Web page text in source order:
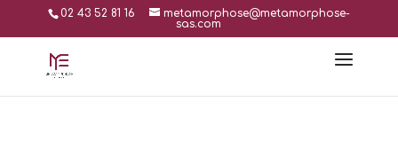
02 43 52 81 16
metamorphose@metamorphose-
sas.com